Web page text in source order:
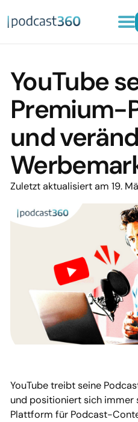
YouTube
Premium-
und
Zuletzt aktualisiert am 19.
YouTube treibt seine
und positioniert sich immer
Plattform für Podcast-